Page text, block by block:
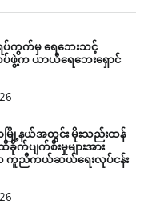
ပ်ကွက်မှ ရေဘေးသင့်
ဖွဲ့က ယာယီရေဘေးရှောင်
မြို့နယ်အတွင်း မိုးသည်းထန်
ခိုက်ပျက်စီးမှုများအား
က ကူညီကယ်ဆယ်ရေးလုပ်ငန်း